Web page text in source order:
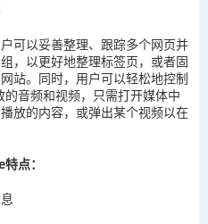
可以妥善整理、跟踪多个网页并
，以更好地整理标签页，或者固
站。同时，用户可以轻松地控制
音频和视频，只需打开媒体中
放的内容，或弹出某个视频以在
点：